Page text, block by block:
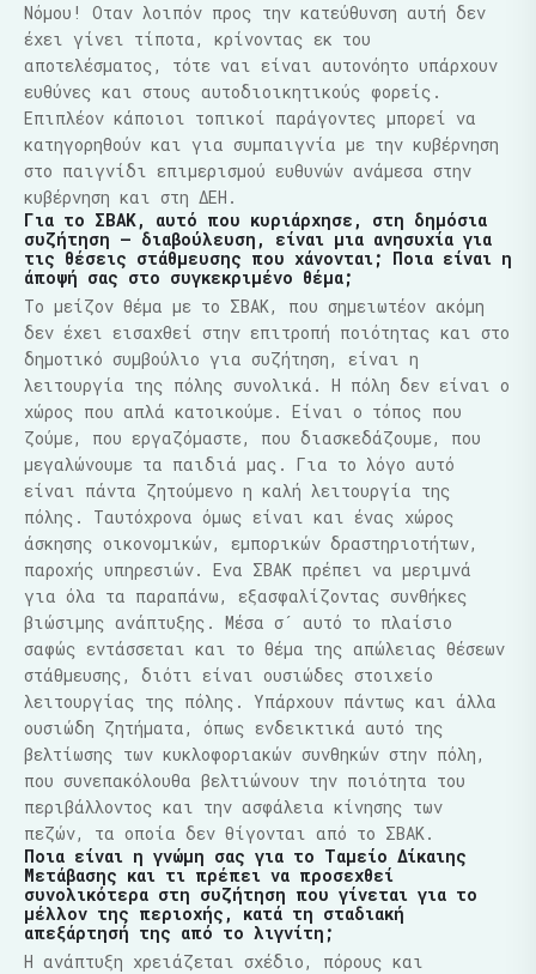
Νόμου! Οταν λοιπόν προς την κατεύθυνση αυτή δεν
έχει γίνει τίποτα, κρίνοντας εκ του
αποτελέσματος, τότε ναι είναι αυτονόητο υπάρχουν
ευθύνες και στους αυτοδιοικητικούς φορείς.
Επιπλέον κάποιοι τοπικοί παράγοντες μπορεί να
κατηγορηθούν και για συμπαιγνία με την κυβέρνηση
στο παιγνίδι επιμερισμού ευθυνών ανάμεσα στην
κυβέρνηση και στη ΔΕΗ.
Για το ΣΒΑΚ, αυτό που κυριάρχησε, στη δημόσια
συζήτηση – διαβούλευση, είναι μια ανησυχία για
τις θέσεις στάθμευσης που χάνονται; Ποια είναι η
άποψή σας στο συγκεκριμένο θέμα;
Το μείζον θέμα με το ΣΒΑΚ, που σημειωτέον ακόμη
δεν έχει εισαχθεί στην επιτροπή ποιότητας και στο
δημοτικό συμβούλιο για συζήτηση, είναι η
λειτουργία της πόλης συνολικά. Η πόλη δεν είναι ο
χώρος που απλά κατοικούμε. Είναι ο τόπος που
ζούμε, που εργαζόμαστε, που διασκεδάζουμε, που
μεγαλώνουμε τα παιδιά μας. Για το λόγο αυτό
είναι πάντα ζητούμενο η καλή λειτουργία της
πόλης. Ταυτόχρονα όμως είναι και ένας χώρος
άσκησης οικονομικών, εμπορικών δραστηριοτήτων,
παροχής υπηρεσιών. Ενα ΣΒΑΚ πρέπει να μεριμνά
για όλα τα παραπάνω, εξασφαλίζοντας συνθήκες
βιώσιμης ανάπτυξης. Μέσα σ´ αυτό το πλαίσιο
σαφώς εντάσσεται και το θέμα της απώλειας θέσεων
στάθμευσης, διότι είναι ουσιώδες στοιχείο
λειτουργίας της πόλης. Υπάρχουν πάντως και άλλα
ουσιώδη ζητήματα, όπως ενδεικτικά αυτό της
βελτίωσης των κυκλοφοριακών συνθηκών στην πόλη,
που συνεπακόλουθα βελτιώνουν την ποιότητα του
περιβάλλοντος και την ασφάλεια κίνησης των
πεζών, τα οποία δεν θίγονται από το ΣΒΑΚ.
Ποια είναι η γνώμη σας για το Ταμείο Δίκαιης
Μετάβασης και τι πρέπει να προσεχθεί
συνολικότερα στη συζήτηση που γίνεται για το
μέλλον της περιοχής, κατά τη σταδιακή
απεξάρτησή της από το λιγνίτη;
Η ανάπτυξη χρειάζεται σχέδιο, πόρους και